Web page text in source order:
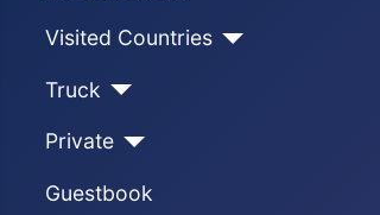
Visited Countries
Truck
Private
Guestbook